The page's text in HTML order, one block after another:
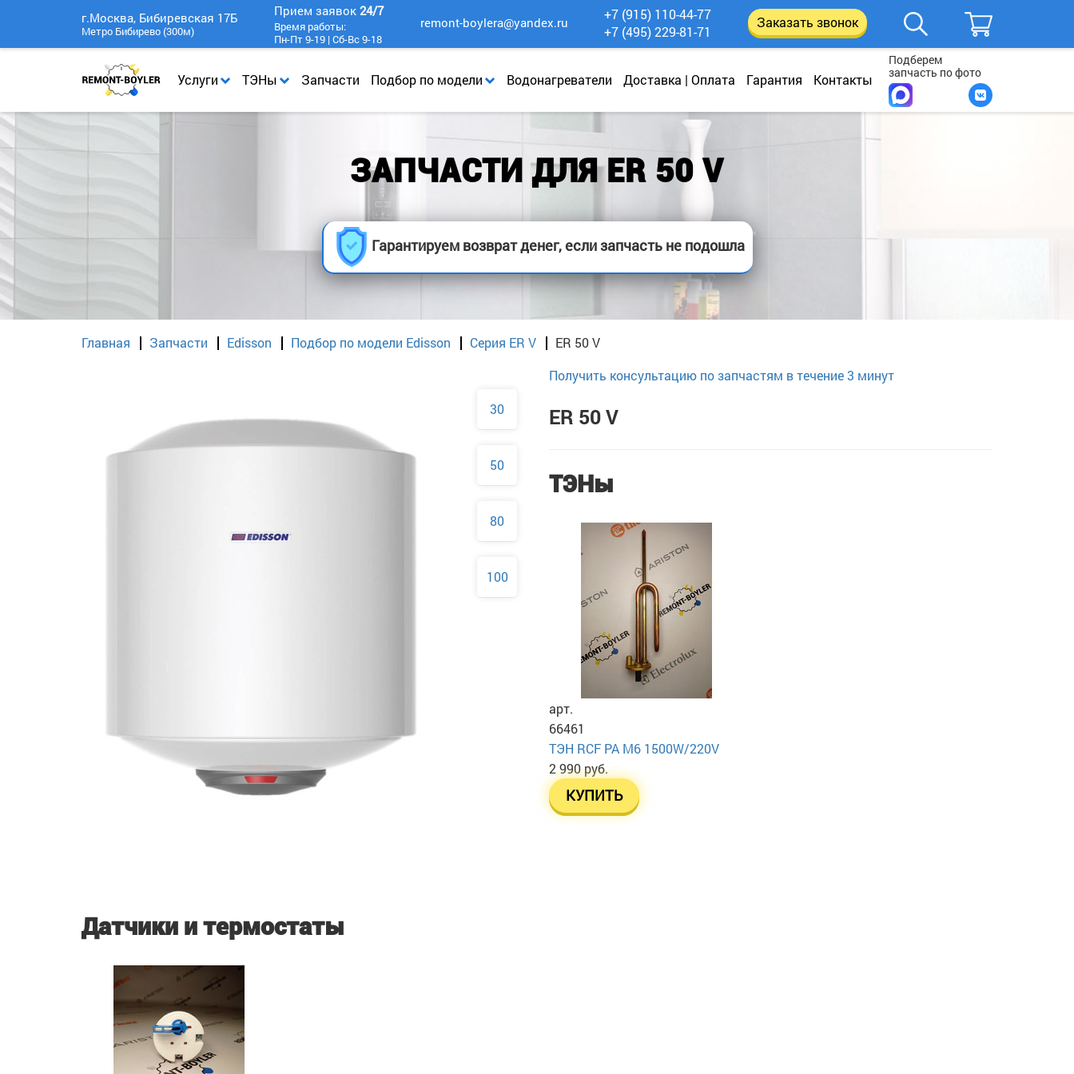
Услуги ТЭНы Запчасти Подбор по модели Водонагреватели Доставка | Оплата Гарантия Контакты
Подберем
запчасть по фото
г.Москва, Бибиревская 17Б
Метро Бибирево (300м)
Прием заявок 24/7
Время работы:
Пн-Пт 9-19 | Сб-Вс 9-18
remont-boylera@yandex.ru
+7 (915) 110-44-77
+7 (495) 229-81-71
Заказать звонок
ЗАПЧАСТИ ДЛЯ ER 50 V
Гарантируем возврат денег, если запчасть не подошла
Главная Запчасти Edisson Подбор по модели Edisson Серия ER V ER 50 V
30
50
80
100
Получить консультацию по запчастям в течение 3 минут
ER 50 V
ТЭНы
арт.
66461
ТЭН RСF PA М6 1500W/220V
2 990 руб.
КУПИТЬ
Датчики и термостаты